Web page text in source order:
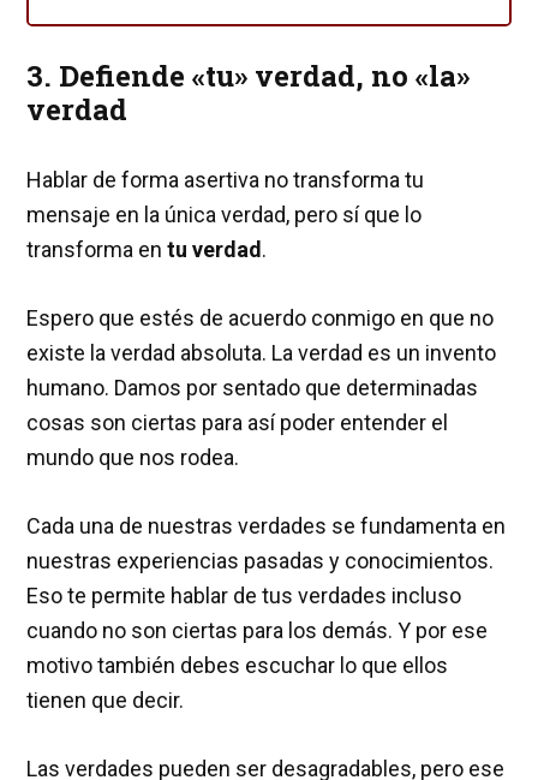
3. Defiende «tu» verdad, no «la»
verdad
Hablar de forma asertiva no transforma tu
mensaje en la única verdad, pero sí que lo
transforma entu verdad .
Espero que estés de acuerdo conmigo en que no
existe la verdad absoluta. La verdad es un invento
humano. Damos por sentado que determinadas
cosas son ciertas para así poder entender el
mundo que nos rodea.
Cada una de nuestras verdades se fundamenta en
nuestras experiencias pasadas y conocimientos.
Eso te permite hablar de tus verdades incluso
cuando no son ciertas para los demás. Y por ese
motivo también debes escuchar lo que ellos
tienen que decir.
Las verdades pueden ser desagradables, pero ese